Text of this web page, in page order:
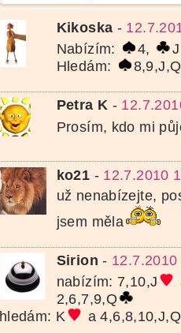
Kikoska -
Nabízím:
4,
Hledám:
Petra K -
Prosím, kdo mi
ko21 - 12.7.2010
už nenabízejte,
jsem měla
Sirion - 12.7.2010
nabízím: 7,10,J
2,6,7,9,Q
hledám: K
a